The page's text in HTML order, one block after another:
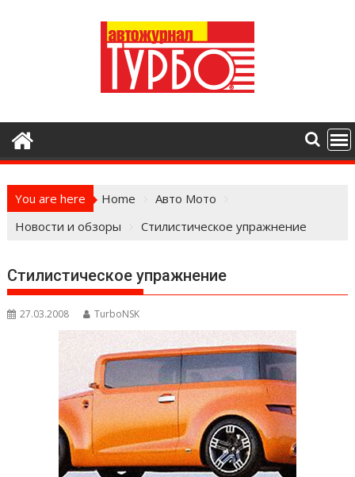
You are here Home
Авто Мото
Новости и обзоры
Стилистическое упражнение
Стилистическое упражнение
27.03.2008 TurboNSK